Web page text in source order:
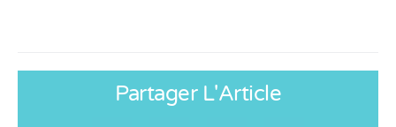
Partager L'Article